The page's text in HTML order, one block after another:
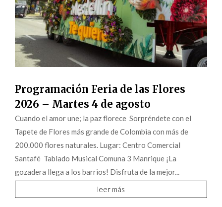
Programación Feria de las Flores
2026 – Martes 4 de agosto
Cuando el amor une; la paz florece Sorpréndete con el
Tapete de Flores más grande de Colombia con más de
200.000 flores naturales. Lugar: Centro Comercial
Santafé Tablado Musical Comuna 3 Manrique ¡La
gozadera llega a los barrios! Disfruta de la mejor...
leer más